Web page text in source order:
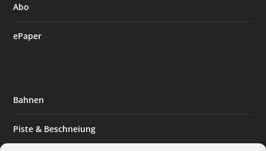
Abo
ePaper
Bahnen
Piste & Beschneiung